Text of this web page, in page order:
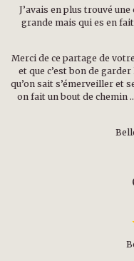
J’avais en plus trouvé
grande mais qui es en
Merci de ce partage de
et que c’est bon de
qu’on sait s’émerveiller et
on fait un bout de chemin